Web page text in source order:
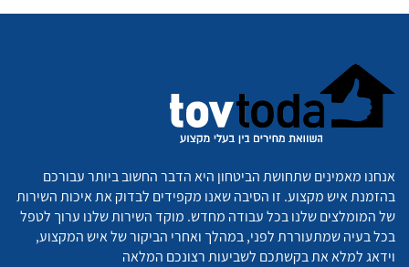
אנחנו מאמינים שתחושת הביטחון היא הדבר החשוב ביותר עבורכם
בהזמנת איש מקצוע. זו הסיבה שאנו מקפידים לבדוק את איכות השירות
של המומלצים שלנו בכל עבודה מחדש. מוקד השירות שלנו ערוך לטפל
בכל בעיה שמתעוררת לפני, במהלך ואחרי הביקור של איש המקצוע,
וידאג למלא את בקשתכם לשביעות רצונכם המלאה